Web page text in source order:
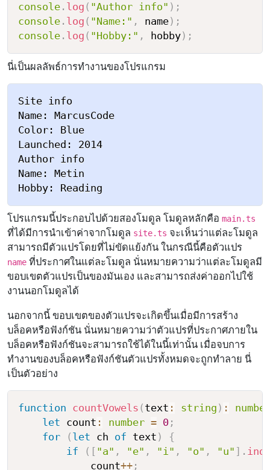
console. log ( "Author info" ) ;
console. log ( "Name:" , name) ;
console. log ( "Hobby:" , hobby) ;
นี่เป็นผลลัพธ์การทำงานของโปรแกรม
Site info
Name: MarcusCode
Color: Blue
Launched: 2014
Author info
Name: Metin
โปรแกรมนี้ประกอบไปด้วยสองโมดูล โมดูลหลักคือmain.ts
ที่ได้มีการนำเข้าค่าจากโมดูล site.ts จะเห็นว่าแต่ละโมดูล
สามารถมีตัวแปรโดยที่ไม่ขัดแย้งกัน ในกรณีนี้คือตัวแปร
name ที่ประกาศในแต่ละโมดูล นั่นหมายความว่าแต่ละโมดูลมี
ขอบเขตตัวแปรเป็นของมันเอง และสามารถส่งค่าออกไปใช้
งานนอกโมดูลได้
นอกจากนี้ ขอบเขตของตัวแปรจะเกิดขึ้นเมื่อมีการสร้าง
บล็อคหรือฟังก์ชัน นั่นหมายความว่าตัวแปรที่ประกาศภายใน
บล็อคหรือฟังก์ชันจะสามารถใช้ได้ในนี้เท่านั้น เมื่อจบการ
ทำงานของบล็อคหรือฟังก์ชันตัวแปรทั้งหมดจะถูกทำลาย นี่
เป็นตัวอย่าง
function countVowels ( text : string ) :
let count : number = 0;
for
( let ch of text )
{
if
( [ "a" , "e" , "i" , "o" , "u" ] .
            count
++;